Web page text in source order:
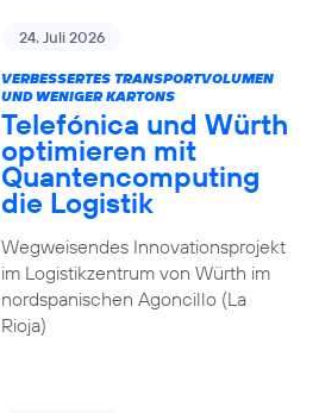
24. Juli 2026
VERBESSERTES TRANSPORTVOLUMEN
UND WENIGER KARTONS
Telefónica und Würth
optimieren mit
Quantencomputing
die Logistik
Wegweisendes Innovationsprojekt
im Logistikzentrum von Würth im
nordspanischen Agoncillo (La
Rioja)